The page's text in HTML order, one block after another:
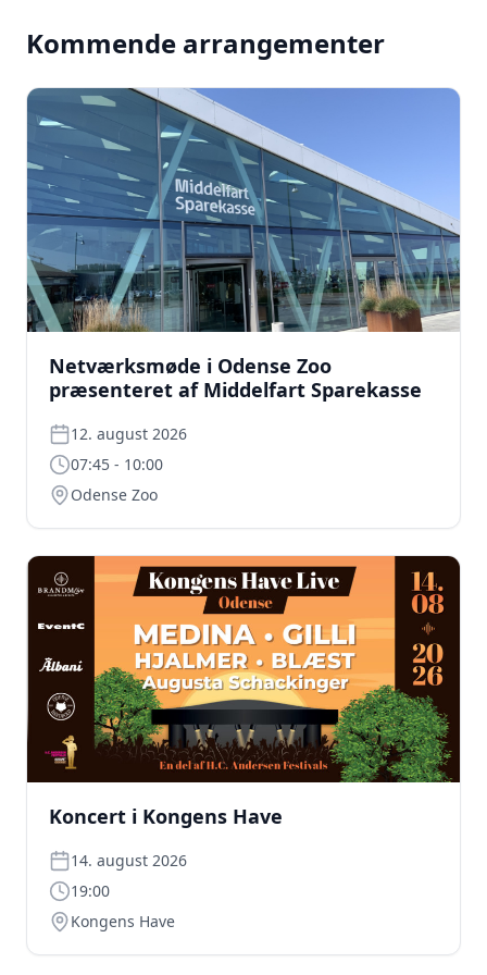
Kommende arrangementer
Netværksmøde i Odense Zoo
præsenteret af Middelfart Sparekasse
12. august 2026
07:45 - 10:00
Odense Zoo
Koncert i Kongens Have
14. august 2026
19:00
Kongens Have